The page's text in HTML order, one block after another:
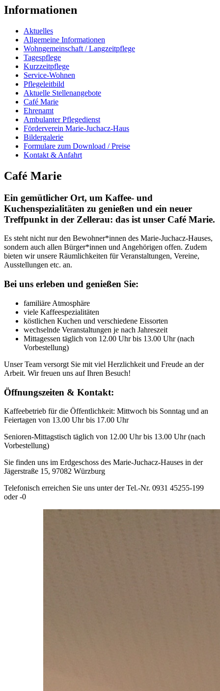
Informationen
Aktuelles
Allgemeine Informationen
Wohngemeinschaft / Langzeitpflege
Tagespflege
Kurzzeitpflege
Service-Wohnen
Pflegeleitbild
Aktuelle Stellenangebote
Café Marie
Ehrenamt
Ambulanter Pflegedienst
Förderverein Marie-Juchacz-Haus
Bildergalerie
Formulare zum Download / Preise
Kontakt & Anfahrt
Café Marie
Ein gemütlicher Ort, um Kaffee- und
Kuchenspezialitäten zu genießen und ein neuer
Treffpunkt in der Zellerau: das ist unser Café Marie.
Es steht nicht nur den Bewohner*innen des Marie-Juchacz-Hauses,
sondern auch allen Bürger*innen und Angehörigen offen. Zudem
bieten wir unsere Räumlichkeiten für Veranstaltungen, Vereine,
Ausstellungen etc. an.
Bei uns erleben und genießen Sie:
familiäre Atmosphäre
viele Kaffeespezialitäten
köstlichen Kuchen und verschiedene Eissorten
wechselnde Veranstaltungen je nach Jahreszeit
Mittagessen täglich von 12.00 Uhr bis 13.00 Uhr (nach
Vorbestellung)
Unser Team versorgt Sie mit viel Herzlichkeit und Freude an der
Arbeit. Wir freuen uns auf Ihren Besuch!
Öffnungszeiten & Kontakt:
Kaffeebetrieb für die Öffentlichkeit: Mittwoch bis Sonntag und an
Feiertagen von 13.00 Uhr bis 17.00 Uhr
Senioren-Mittagstisch täglich von 12.00 Uhr bis 13.00 Uhr (nach
Vorbestellung)
Sie finden uns im Erdgeschoss des Marie-Juchacz-Hauses in der
Jägerstraße 15, 97082 Würzburg
Telefonisch erreichen Sie uns unter der Tel.-Nr. 0931 45255-199
oder -0